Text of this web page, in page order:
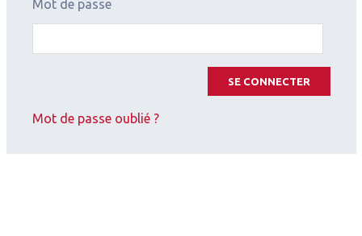
Mot de passe
SE CONNECTER
Mot de passe oublié ?